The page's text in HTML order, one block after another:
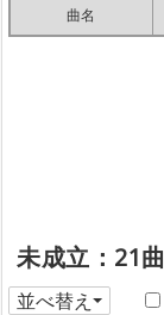
曲名
曲名
曲名
曲名
未成立：21曲
並べ替え